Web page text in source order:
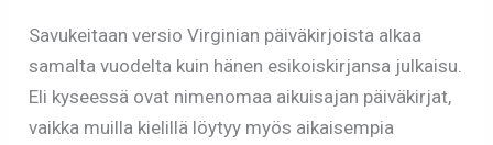
Savukeitaan versio Virginian päiväkirjoista alkaa
samalta vuodelta kuin hänen esikoiskirjansa julkaisu.
Eli kyseessä ovat nimenomaa aikuisajan päiväkirjat,
vaikka muilla kielillä löytyy myös aikaisempia